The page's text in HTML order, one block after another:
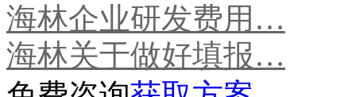
海林企业研发费用…
海林关于做好填报…